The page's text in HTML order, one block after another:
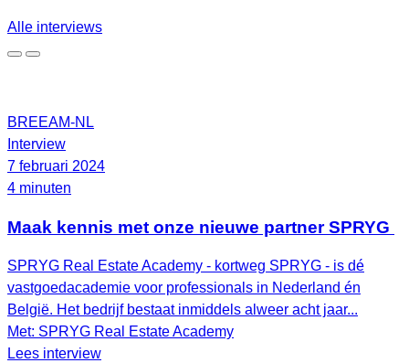
Alle interviews
BREEAM-NL
Interview
7 februari 2024
4 minuten
Maak kennis met onze nieuwe partner SPRYG
SPRYG Real Estate Academy - kortweg SPRYG - is dé
vastgoedacademie voor professionals in Nederland én
België. Het bedrijf bestaat inmiddels alweer acht jaar...
Met: SPRYG Real Estate Academy
Lees interview